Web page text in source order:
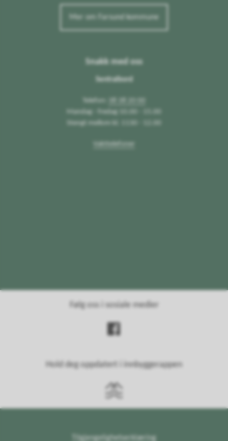
Mer om Farsund kommune
Snakk med oss
Sentralbord
Mandag - fredag 10.00 - 15.00
Stengt mellom kl. 1130 - 12.00
Følg oss i sosiale medier
Hold deg oppdatert i innbyggerappen
Tilgjengelighetserklæring